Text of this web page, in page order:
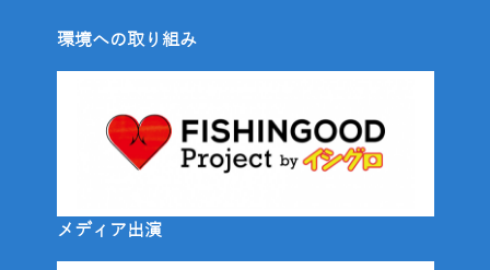
環境への取り組み
メディア出演